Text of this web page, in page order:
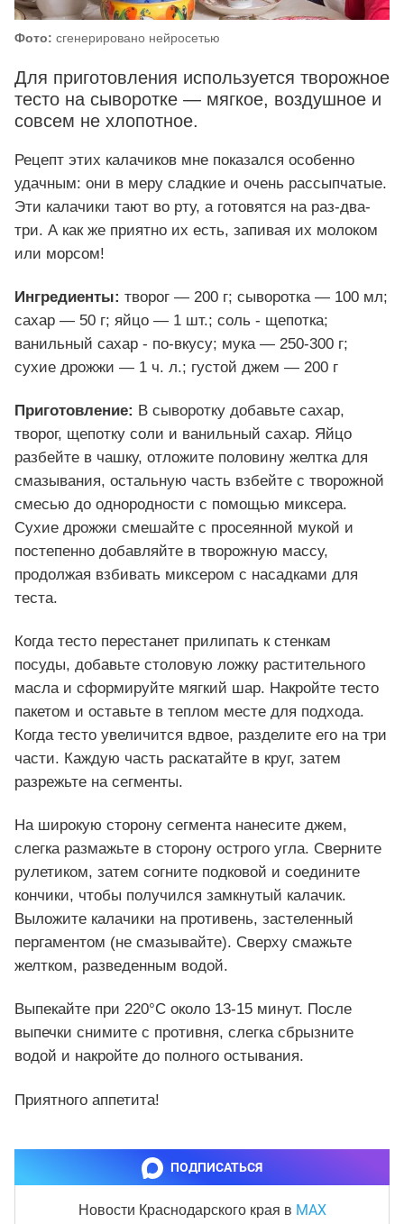
Фото: сгенерировано нейросетью
Для приготовления используется творожное
тесто на сыворотке — мягкое, воздушное и
совсем не хлопотное.
Рецепт этих калачиков мне показался особенно
удачным: они в меру сладкие и очень рассыпчатые.
Эти калачики тают во рту, а готовятся на раз-два-
три. А как же приятно их есть, запивая их молоком
или морсом!
Ингредиенты: творог — 200 г; сыворотка — 100 мл;
сахар — 50 г; яйцо — 1 шт.; соль - щепотка;
ванильный сахар - по-вкусу; мука — 250-300 г;
сухие дрожжи — 1 ч. л.; густой джем — 200 г
Приготовление: В сыворотку добавьте сахар,
творог, щепотку соли и ванильный сахар. Яйцо
разбейте в чашку, отложите половину желтка для
смазывания, остальную часть взбейте с творожной
смесью до однородности с помощью миксера.
Сухие дрожжи смешайте с просеянной мукой и
постепенно добавляйте в творожную массу,
продолжая взбивать миксером с насадками для
теста.
Когда тесто перестанет прилипать к стенкам
посуды, добавьте столовую ложку растительного
масла и сформируйте мягкий шар. Накройте тесто
пакетом и оставьте в теплом месте для подхода.
Когда тесто увеличится вдвое, разделите его на три
части. Каждую часть раскатайте в круг, затем
разрежьте на сегменты.
На широкую сторону сегмента нанесите джем,
слегка размажьте в сторону острого угла. Сверните
рулетиком, затем согните подковой и соедините
кончики, чтобы получился замкнутый калачик.
Выложите калачики на противень, застеленный
пергаментом (не смазывайте). Сверху смажьте
желтком, разведенным водой.
Выпекайте при 220°C около 13-15 минут. После
выпечки снимите с противня, слегка сбрызните
водой и накройте до полного остывания.
Приятного аппетита!
ПОДПИСАТЬСЯ
Новости Краснодарского края в MAX